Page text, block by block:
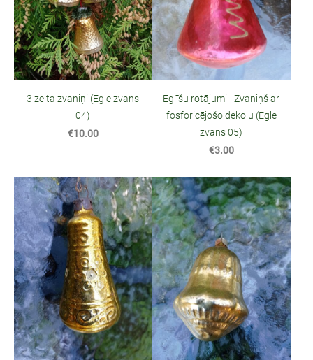
3 zelta zvaniņi (Egle zvans
04)
€10.00
Eglīšu rotājumi - Zvaniņš ar
fosforicējošo dekolu (Egle
zvans 05)
€3.00